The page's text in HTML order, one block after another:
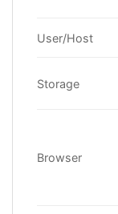
User/Host
Storage
Browser